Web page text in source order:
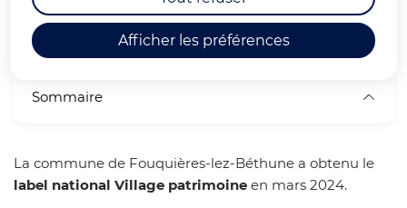
Afficher les préférences
de Fouquières
Sommaire
La commune de Fouquières-lez-Béthune a obtenu le
label national Village patrimoine en mars 2024.